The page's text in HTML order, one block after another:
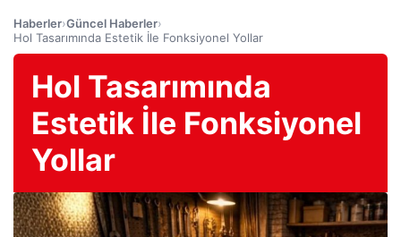
Haberler›Güncel Haberler›
Hol Tasarımında Estetik İle Fonksiyonel Yollar
Hol Tasarımında
Estetik İle Fonksiyonel
Yollar